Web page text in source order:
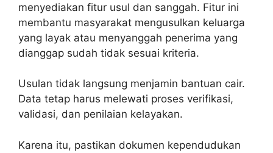
menyediakan fitur usul dan sanggah. Fitur ini
membantu masyarakat mengusulkan keluarga
yang layak atau menyanggah penerima yang
dianggap sudah tidak sesuai kriteria.
Usulan tidak langsung menjamin bantuan cair.
Data tetap harus melewati proses verifikasi,
validasi, dan penilaian kelayakan.
Karena itu, pastikan dokumen kependudukan